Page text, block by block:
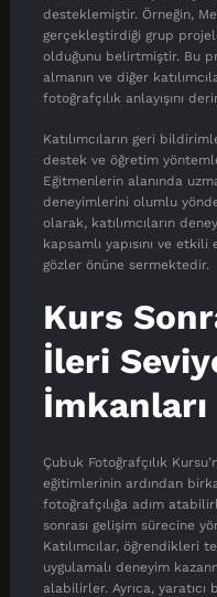
desteklemiştir. Örneğin,
gerçekleştirdiği grup
olduğunu belirtmiştir. Bu
almanın ve diğer
fotoğrafçılık anlayışını
Katılımcıların geri
destek ve öğretim
Eğitmenlerin alanında
deneyimlerini olumlu
olarak, katılımcıların
kapsamlı yapısını ve
gözler önüne sermektedir.
Kurs
İleri
İmkanları
Çubuk Fotoğrafçılık
eğitimlerinin ardından
fotoğrafçılığa adım
sonrası gelişim sürecine
Katılımcılar, öğrendikleri
uygulamalı deneyim
alabilirler. Ayrıca,